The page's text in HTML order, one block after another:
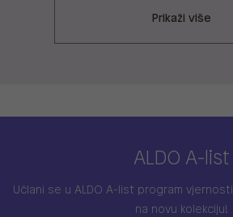
Prikaži više
ALDO A-list
Učlani se u ALDO A-list program vjernosti
na novu kolekciju!